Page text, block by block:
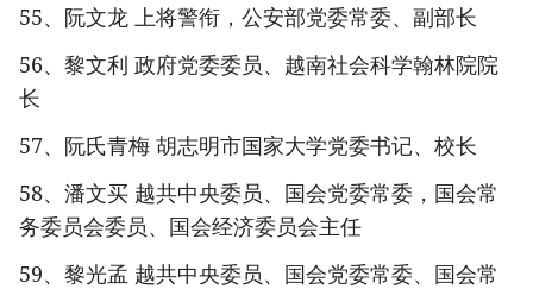
55、阮文龙 上将警衔，公安部党委常委、副部长
56、黎文利 政府党委委员、越南社会科学翰林院院
长
57、阮氏青梅 胡志明市国家大学党委书记、校长
58、潘文买 越共中央委员、国会党委常委，国会常
务委员会委员、国会经济委员会主任
59、黎光孟 越共中央委员、国会党委常委、国会常